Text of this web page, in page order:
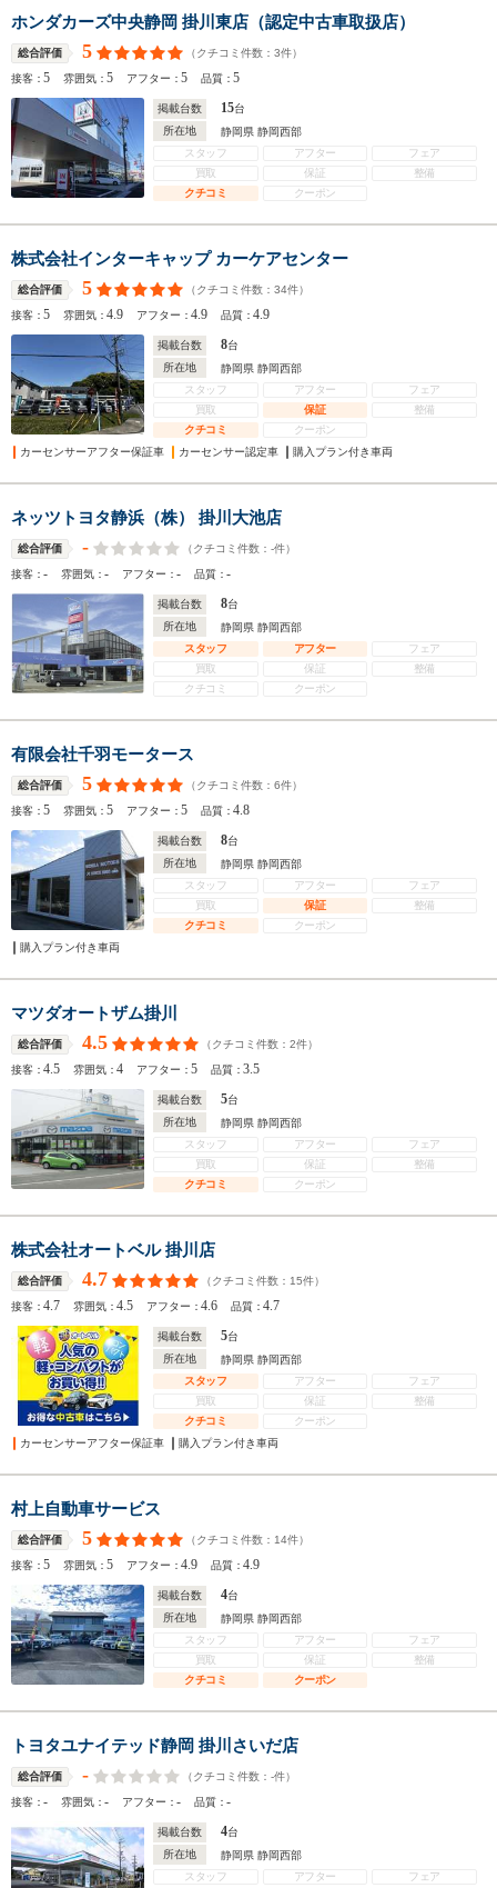
ホンダカーズ中央静岡 掛川東店（認定中古車取扱店）
総合評価 5 （クチコミ件数： 3件）
接客：5 雰囲気：5 アフター：5 品質：5
掲載台数 15台
所在地
静岡県 静岡西部
スタッフ
アフター
フェア
買取
保証
整備
クチコミ
クーポン
株式会社インターキャップ カーケアセンター
総合評価 5 （クチコミ件数： 34件）
接客：5 雰囲気：4.9 アフター：4.9 品質：4.9
掲載台数 8台
所在地
静岡県 静岡西部
スタッフ
アフター
フェア
買取
保証
整備
クチコミ
クーポン
カーセンサーアフター保証車
カーセンサー認定車 購入プラン付き車両
ネッツトヨタ静浜（株） 掛川大池店
総合評価 - （クチコミ件数： -件）
接客：- 雰囲気：- アフター：- 品質：-
掲載台数 8台
所在地
静岡県 静岡西部
スタッフ
アフター
フェア
買取
保証
整備
クチコミ
クーポン
有限会社千羽モータース
総合評価 5 （クチコミ件数： 6件）
接客：5 雰囲気：5 アフター：5 品質：4.8
掲載台数 8台
所在地
静岡県 静岡西部
スタッフ
アフター
フェア
買取
保証
整備
クチコミ
クーポン
購入プラン付き車両
マツダオートザム掛川
総合評価 4.5 （クチコミ件数： 2件）
接客：4.5 雰囲気：4 アフター：5 品質：3.5
掲載台数 5台
所在地
静岡県 静岡西部
スタッフ
アフター
フェア
買取
保証
整備
クチコミ
クーポン
株式会社オートベル 掛川店
総合評価 4.7 （クチコミ件数： 15件）
接客：4.7 雰囲気：4.5 アフター：4.6 品質：4.7
掲載台数 5台
所在地
静岡県 静岡西部
スタッフ
アフター
フェア
買取
保証
整備
クチコミ
クーポン
カーセンサーアフター保証車
購入プラン付き車両
村上自動車サービス
総合評価 5 （クチコミ件数： 14件）
接客：5 雰囲気：5 アフター：4.9 品質：4.9
掲載台数 4台
所在地
静岡県 静岡西部
スタッフ
アフター
フェア
買取
保証
整備
クチコミ
クーポン
トヨタユナイテッド静岡 掛川さいだ店
総合評価 - （クチコミ件数： -件）
接客：- 雰囲気：- アフター：- 品質：-
掲載台数 4台
所在地
静岡県 静岡西部
スタッフ
アフター
フェア